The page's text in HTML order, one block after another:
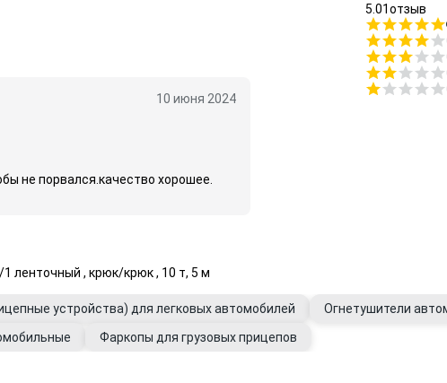
5.01отзыв
10 июня 2024
не порвался.качество хорошее.
ленточный , крюк/крюк , 10 т, 5 м
устройства) для легковых автомобилей Огнетушители
Фаркопы для грузовых прицепов